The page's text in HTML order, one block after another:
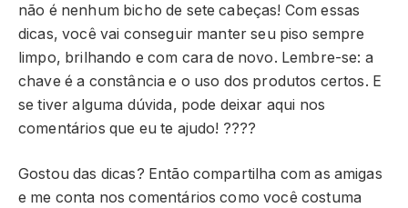
não é nenhum bicho de sete cabeças! Com essas
dicas, você vai conseguir manter seu piso sempre
limpo, brilhando e com cara de novo. Lembre-se: a
chave é a constância e o uso dos produtos certos. E
se tiver alguma dúvida, pode deixar aqui nos
comentários que eu te ajudo! ????
Gostou das dicas? Então compartilha com as amigas
e me conta nos comentários como você costuma